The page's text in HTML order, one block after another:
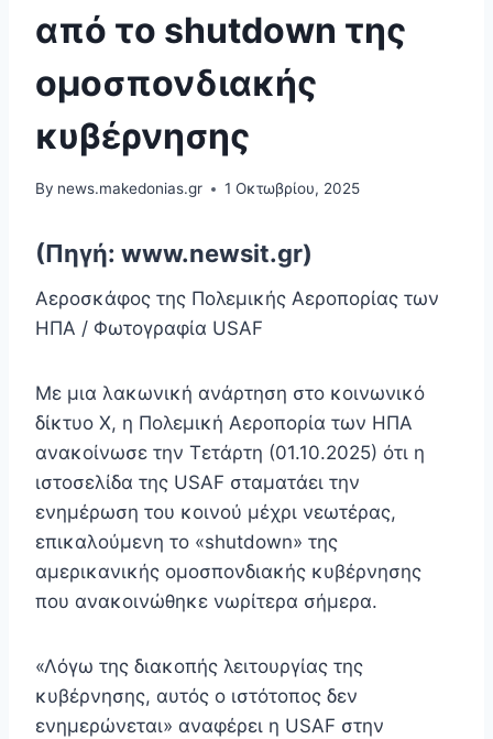
από το shutdown της
ομοσπονδιακής
κυβέρνησης
By news.makedonias.gr 1 Οκτωβρίου, 2025
(Πηγή: www.newsit.gr)
Αεροσκάφος της Πολεμικής Αεροπορίας των
ΗΠΑ / Φωτογραφία USAF
Με μια λακωνική ανάρτηση στο κοινωνικό
δίκτυο X, η Πολεμική Αεροπορία των ΗΠΑ
ανακοίνωσε την Τετάρτη (01.10.2025) ότι η
ιστοσελίδα της USAF σταματάει την
ενημέρωση του κοινού μέχρι νεωτέρας,
επικαλούμενη το «shutdown» της
αμερικανικής ομοσπονδιακής κυβέρνησης
που ανακοινώθηκε νωρίτερα σήμερα.
«Λόγω της διακοπής λειτουργίας της
κυβέρνησης, αυτός ο ιστότοπος δεν
ενημερώνεται» αναφέρει η USAF στην